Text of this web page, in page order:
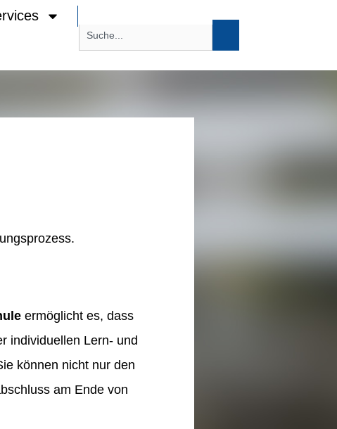
ermöglicht es, dass
individuellen Lern- und
können nicht nur den
am Ende von